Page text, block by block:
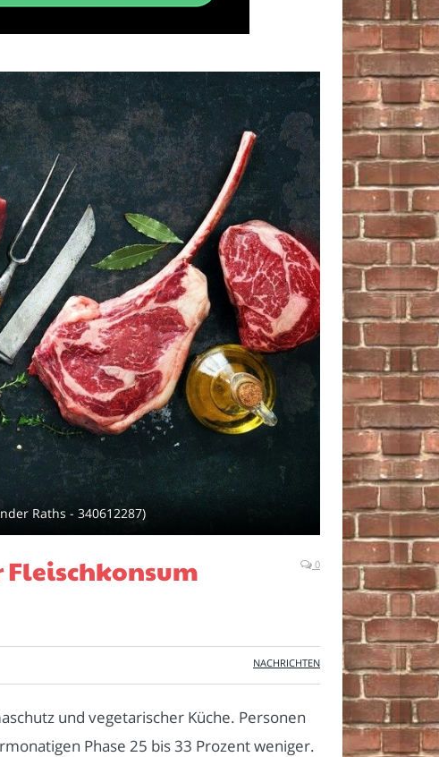
Raths - 340612287)
Fleischkonsum
0
NACHRICHTEN
und vegetarischer Küche. Personen
Phase 25 bis 33 Prozent weniger.